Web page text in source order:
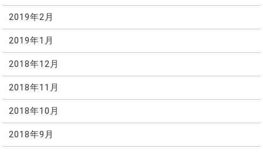
2019年2月
2019年1月
2018年12月
2018年11月
2018年10月
2018年9月